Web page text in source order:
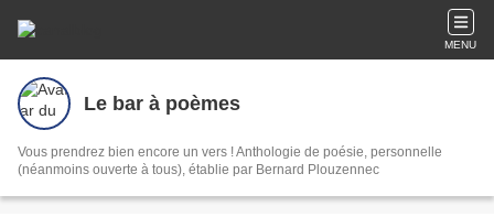
MENU
Le bar à poèmes
Vous prendrez bien encore un vers ! Anthologie de poésie, personnelle
(néanmoins ouverte à tous), établie par Bernard Plouzennec